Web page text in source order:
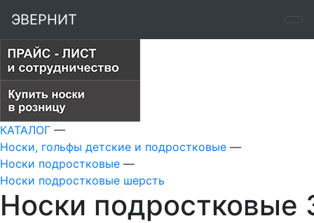
ЭВЕРНИТ
КАТАЛОГ —
Носки, гольфы детские и подростковые —
Носки подростковые —
Носки подростковые шерсть
Носки